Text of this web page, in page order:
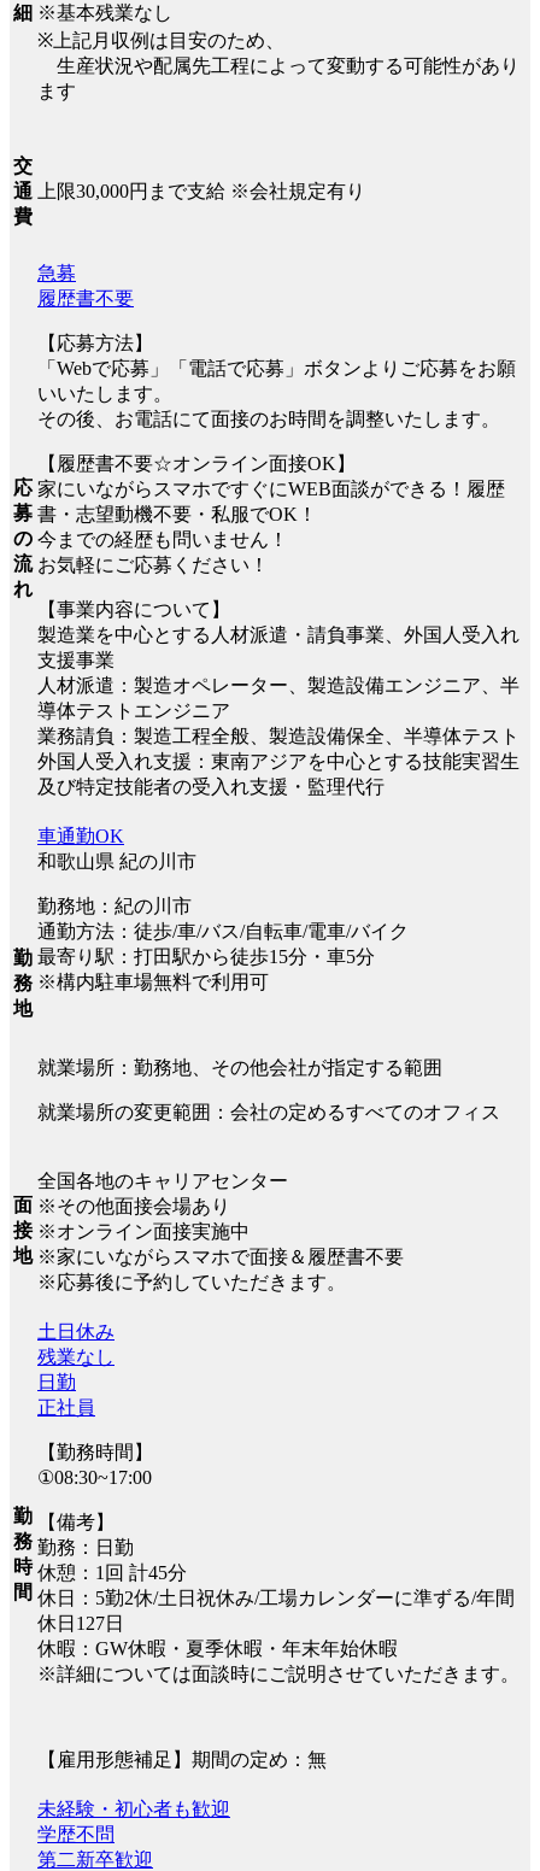
細 ※基本残業なし
※上記月収例は目安のため、
生産状況や配属先工程によって変動する可能性があり
ます
交
通
費
上限30,000円まで支給 ※会社規定有り
応
募
の
流
れ
急募
履歴書不要
【応募方法】
「Webで応募」「電話で応募」ボタンよりご応募をお願
いいたします。
その後、お電話にて面接のお時間を調整いたします。
【履歴書不要☆オンライン面接OK】
家にいながらスマホですぐにWEB面談ができる！履歴
書・志望動機不要・私服でOK！
今までの経歴も問いません！
お気軽にご応募ください！
【事業内容について】
製造業を中心とする人材派遣・請負事業、外国人受入れ
支援事業
人材派遣：製造オペレーター、製造設備エンジニア、半
導体テストエンジニア
業務請負：製造工程全般、製造設備保全、半導体テスト
外国人受入れ支援：東南アジアを中心とする技能実習生
及び特定技能者の受入れ支援・監理代行
勤
務
地
車通勤OK
和歌山県 紀の川市
勤務地：紀の川市
通勤方法：徒歩/車/バス/自転車/電車/バイク
最寄り駅：打田駅から徒歩15分・車5分
※構内駐車場無料で利用可
就業場所：勤務地、その他会社が指定する範囲
就業場所の変更範囲：会社の定めるすべてのオフィス
面
接
地
全国各地のキャリアセンター
※その他面接会場あり
※オンライン面接実施中
※家にいながらスマホで面接＆履歴書不要
※応募後に予約していただきます。
勤
務
時
間
土日休み
残業なし
日勤
正社員
【勤務時間】
①08:30~17:00
【備考】
勤務：日勤
休憩：1回 計45分
休日：5勤2休/土日祝休み/工場カレンダーに準ずる/年間
休日127日
休暇：GW休暇・夏季休暇・年末年始休暇
※詳細については面談時にご説明させていただきます。
【雇用形態補足】期間の定め：無
未経験・初心者も歓迎
学歴不問
第二新卒歓迎